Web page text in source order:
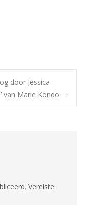
door Jessica
van Marie Kondo →
Vereiste